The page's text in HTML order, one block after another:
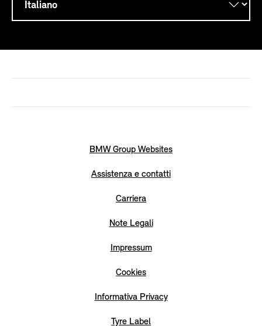
BMW Group Websites
Assistenza e contatti
Carriera
Note Legali
Impressum
Cookies
Informativa Privacy
Tyre Label